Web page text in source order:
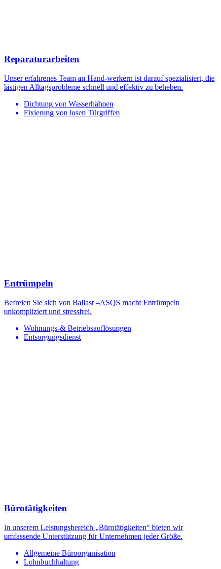
Reparaturarbeiten
Unser erfahrenes Team an Hand-werkern ist darauf spezialisiert, die
lästigen Alltagsprobleme schnell und effektiv zu beheben.
Dichtung von Wasserhähnen
Fixierung von losen Türgriffen
Entrümpeln
Befreien Sie sich von Ballast –ASQS macht Entrümpeln
unkompliziert und stressfrei.
Wohnungs-& Betriebsauflösungen
Entsorgungsdienst
Bürotätigkeiten
In unserem Leistungsbereich „Bürotätigkeiten“ bieten wir
umfassende Unterstützung für Unternehmen jeder Größe.
Allgemeine Büroorganisation
Lohnbuchhaltung